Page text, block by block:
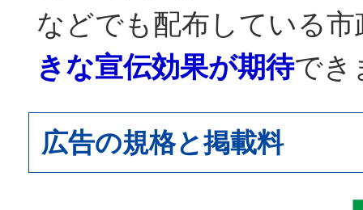
などでも配布している
きな宣伝効果が期待でき
広告の規格と掲載料